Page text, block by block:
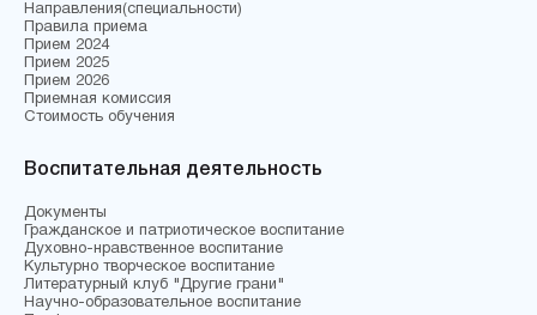
Направления(специальности)
Правила приема
Прием 2024
Прием 2025
Прием 2026
Приемная комиссия
Стоимость обучения
Воспитательная деятельность
Документы
Гражданское и патриотическое воспитание
Духовно-нравственное воспитание
Культурно творческое воспитание
Литературный клуб "Другие грани"
Научно-образовательное воспитание